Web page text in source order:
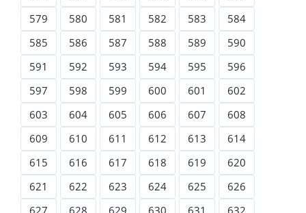
579
580 581 582 583
584
585
586 587 588 589
590
591
592 593 594 595
596
597
598 599 600 601
602
603
604 605 606 607
608
609
610 611 612 613
614
615
616 617 618 619
620
621
622 623 624 625
626